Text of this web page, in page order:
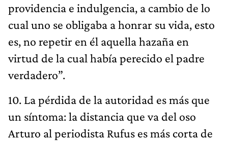
providencia e indulgencia, a cambio de lo
cual uno se obligaba a honrar su vida, esto
es, no repetir en él aquella hazaña en
virtud de la cual había perecido el padre
verdadero”.
10. La pérdida de la autoridad es más que
un síntoma: la distancia que va del oso
Arturo al periodista Rufus es más corta de